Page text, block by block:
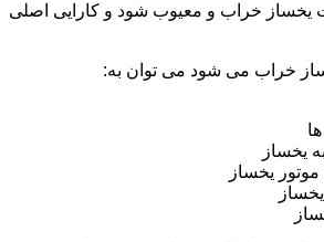
یخساز خراب و معیوب شود و کارایی اصلی
خراب می شود می توان به:
یخساز
یخساز